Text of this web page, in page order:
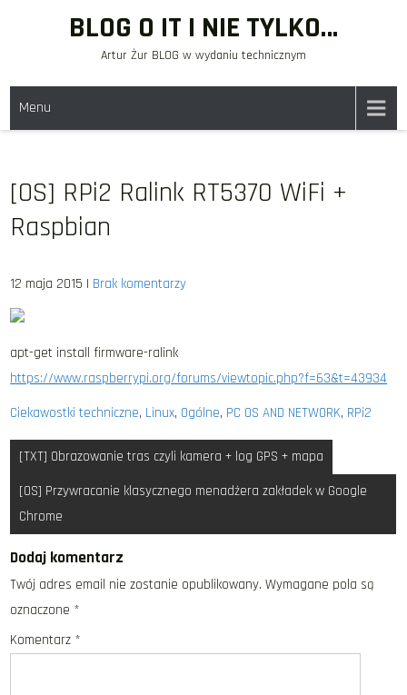
BLOG O IT I NIE TYLKO…
Artur Żur BLOG w wydaniu technicznym
Menu
[OS] RPi2 Ralink RT5370 WiFi +
Raspbian
12 maja 2015 | Brak komentarzy
apt-get install firmware-ralink
https://www.raspberrypi.org/forums/viewtopic.php?f=63&t=43934
Ciekawostki techniczne, Linux, Ogólne, PC OS AND NETWORK, RPi2
Nawigacja
[TXT] Obrazowanie tras czyli kamera + log GPS + mapa
[OS] Przywracanie klasycznego menadżera zakładek w Google
Chrome
Dodaj komentarz
Twój adres email nie zostanie opublikowany. Wymagane pola są
oznaczone *
Komentarz *